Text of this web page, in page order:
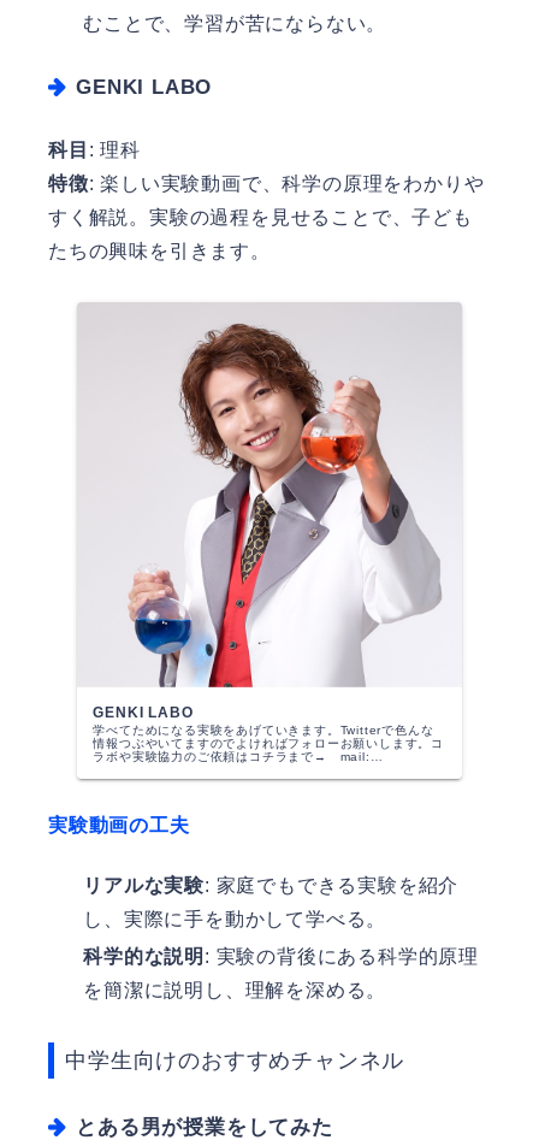
むことで、学習が苦にならない。
GENKI LABO
科目 : 理科
特徴: 楽しい実験動画で、科学の原理をわかりや
すく解説。実験の過程を見せることで、子ども
たちの興味を引きます。
GENKI LABO
学べてためになる実験をあげていきます。Twitterで色んな
情報つぶやいてますのでよければフォローお願いします。コ
ラボや実験協力のご依頼はコチラまで→ mail:
エ...
実験動画の工夫
リアルな実験: 家庭でもできる実験を紹介
し、実際に手を動かして学べる。
科学的な説明 : 実験の背後にある科学的原理
を簡潔に説明し、理解を深める。
中学生向けのおすすめチャンネル
とある男が授業をしてみた